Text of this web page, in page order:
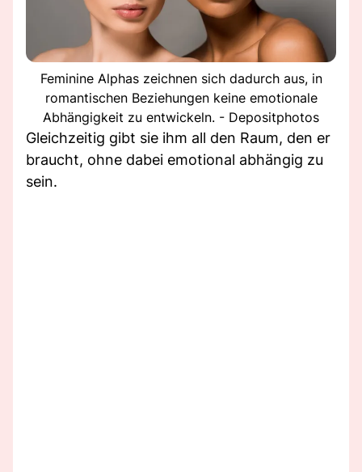
Feminine Alphas zeichnen sich dadurch aus, in
romantischen Beziehungen keine emotionale
Abhängigkeit zu entwickeln. - Depositphotos
Gleichzeitig gibt sie ihm all den Raum, den er
braucht, ohne dabei emotional abhängig zu
sein.